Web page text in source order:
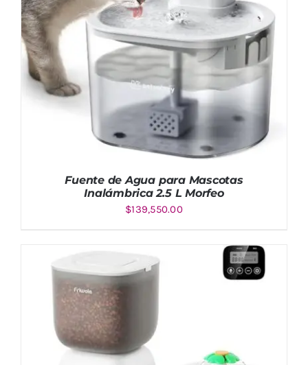
AÑADIR AL CARRITO
Fuente de Agua para Mascotas
Inalámbrica 2.5 L Morfeo
$139,550.00